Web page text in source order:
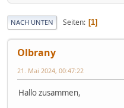
NACH UNTEN Seiten 1
Olbrany
21. Mai 2024, 00:47:22
Hallo zusammen,